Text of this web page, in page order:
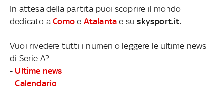
In attesa della partita puoi scoprire il mondo
dedicato aComo e Atalanta e suskysport.it.
Vuoi rivedere tutti i numeri o leggere le ultime news
di Serie A?
- Ultime news
-Calendario